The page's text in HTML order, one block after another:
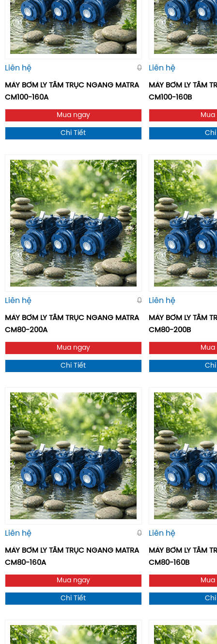
Liên hệ 0
MÁY BƠM LY TÂM TRỤC NGANG MATRA
CM100-160A
Mua ngay
Chi Tiết
Liên hệ
MÁY BƠM LY TÂM
CM100-160B
Mua
Liên hệ 0
MÁY BƠM LY TÂM TRỤC NGANG MATRA
CM80-200A
Mua ngay
Chi Tiết
Liên hệ
MÁY BƠM LY TÂM
CM80-200B
Liên hệ 0
MÁY BƠM LY TÂM TRỤC NGANG MATRA
CM80-160A
Mua ngay
Chi Tiết
Liên hệ
MÁY BƠM LY TÂM
CM80-160B